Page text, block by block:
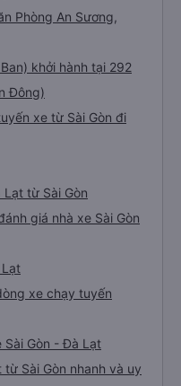
Phòng An Sương,
khởi hành tại 292
Đông)
xe từ Sài Gòn đi
từ Sài Gòn
giá nhà xe Sài Gòn
xe chạy tuyến
Sài Gòn - Đà Lạt
Sài Gòn nhanh và uy